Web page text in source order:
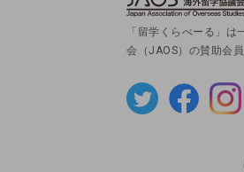
「留学くらべーる」
会（JAOS）の賛助会員